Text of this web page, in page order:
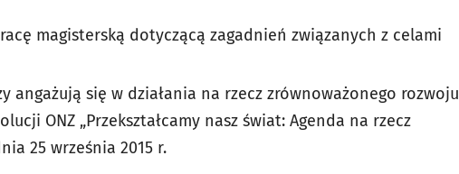
magisterską dotyczącą zagadnień związanych z celami
się w działania na rzecz zrównoważonego rozwoju
ONZ „Przekształcamy nasz świat: Agenda na rzecz
25 września 2015 r.